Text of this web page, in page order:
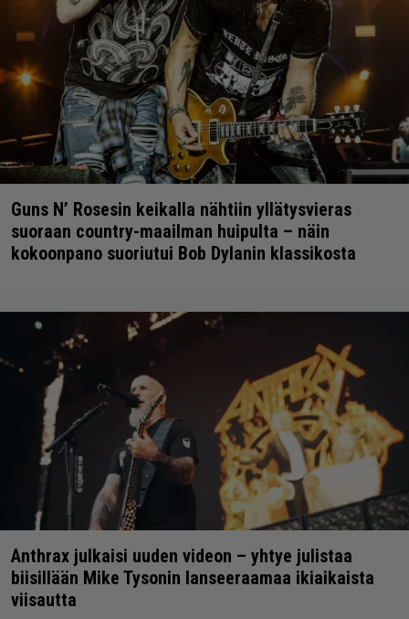
Guns N’ Rosesin keikalla nähtiin yllätysvieras
suoraan country-maailman huipulta – näin
kokoonpano suoriutui Bob Dylanin klassikosta
Anthrax julkaisi uuden videon – yhtye julistaa
biisillään Mike Tysonin lanseeraamaa ikiaikaista
viisautta